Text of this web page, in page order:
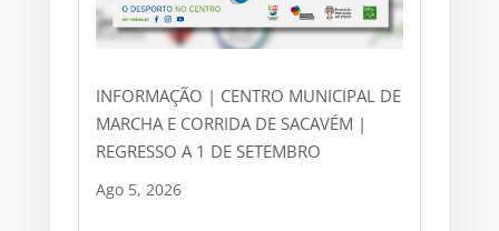
INFORMAÇÃO | CENTRO MUNICIPAL DE
MARCHA E CORRIDA DE SACAVÉM |
REGRESSO A 1 DE SETEMBRO
Ago 5, 2026